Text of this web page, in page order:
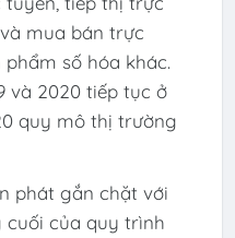
mua bán trực
số hóa khác.
và 2020 tiếp tục ở
quy mô thị trường
phát gắn chặt với
cuối của quy trình